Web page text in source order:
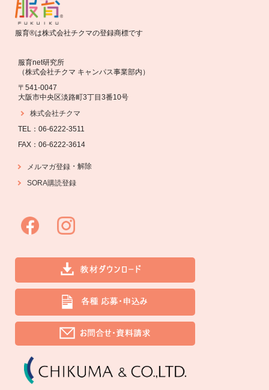
服育®は株式会社チクマの登録商標です
服育net研究所
（株式会社チクマ キャンパス事業部内）
〒541-0047
大阪市中央区淡路町3丁目3番10号
株式会社チクマ
TEL：06-6222-3511
FAX：06-6222-3614
メルマガ登録 ・ 解除
SORA購読登録